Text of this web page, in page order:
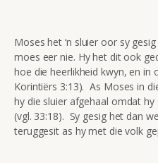
Moses het ‘n sluier oor sy
moes eer nie. Hy het dit ook
hoe die heerlikheid kwyn, en in
Korintiërs 3:13). As Moses in
hy die sluier afgehaal omdat
(vgl. 33:18). Sy gesig het dan
teruggesit as hy met die volk